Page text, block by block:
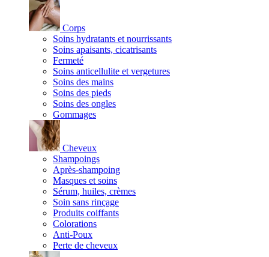
Corps
Soins hydratants et nourrissants
Soins apaisants, cicatrisants
Fermeté
Soins anticellulite et vergetures
Soins des mains
Soins des pieds
Soins des ongles
Gommages
Cheveux
Shampoings
Après-shampoing
Masques et soins
Sérum, huiles, crèmes
Soin sans rinçage
Produits coiffants
Colorations
Anti-Poux
Perte de cheveux